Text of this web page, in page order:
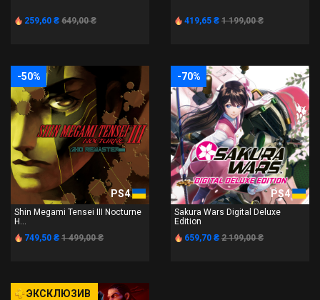
259,60 ₴ 649,00 ₴ 419,65 ₴ 1 199,00 ₴
-50%
PS4
Shin Megami Tensei III Nocturne
H...
749,50 ₴ 1 499,00 ₴
-70%
PS4
Sakura Wars Digital Deluxe
Edition
659,70 ₴ 2 199,00 ₴
ЭКСКЛЮЗИВ